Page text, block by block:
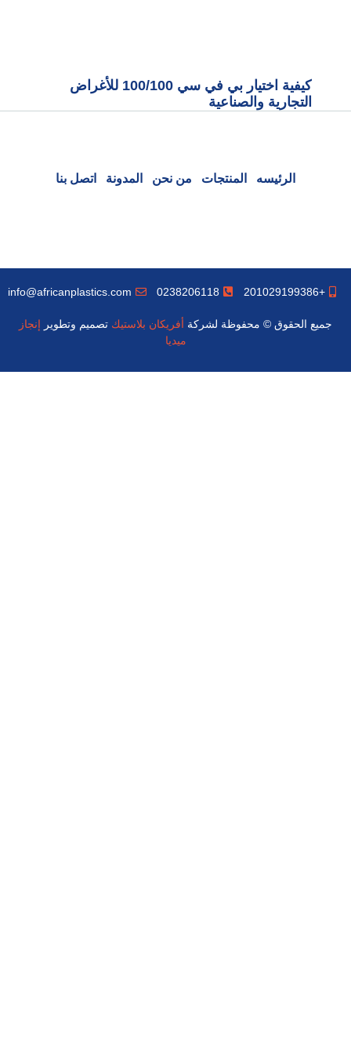
كيفية اختيار بي في سي 100/100 للأغراض
التجارية والصناعية
الرئيسه المنتجات من نحن المدونة اتصل بنا
جميع الحقوق © محفوظة لشركة أفريكان بلاستيك تصميم وتطوير إنجاز
ميديا
+201029199386
0238206118
info@africanplastics.com